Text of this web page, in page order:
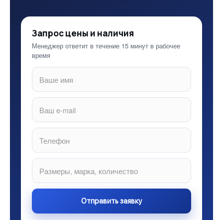
Запрос цены и наличия
Менеджер ответит в течение 15 минут в рабочее
время